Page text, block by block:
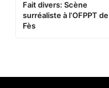
Fait divers: Scène
surréaliste à l’OFPPT de
Fès